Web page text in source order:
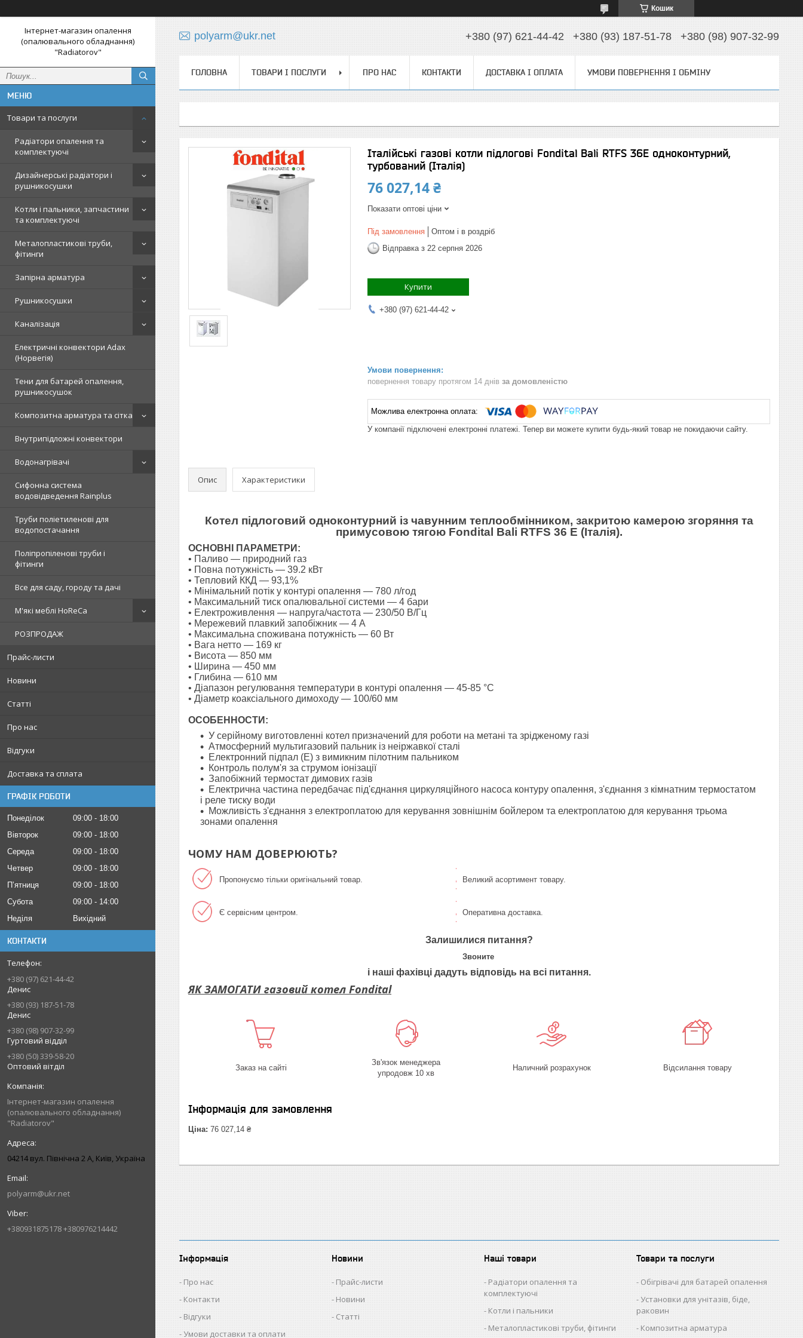
Кошик
Інтернет-магазин опалення
(опалювального обладнання)
"Radiatorov"
Товари та послуги
Радіатори опалення та
комплектуючі
Дизайнерські радіатори і
рушникосушки
Котли і пальники, запчастини
та комплектуючі
Металопластикові труби,
фітинги
Запірна арматура
Рушникосушки
Каналізація
Електричні конвектори Adax
(Норвегія)
Тени для батарей опалення,
рушникосушок
Композитна арматура та сітка
Внутрипідложні конвектори
Водонагрівачі
Сифонна система
водовідведення Rainplus
Труби поліетиленові для
водопостачання
Поліпропіленові труби і
фітинги
Все для саду, городу та дачі
М'які меблі HoReCa
РОЗПРОДАЖ
Прайс-листи
Новини
Статті
Про нас
Відгуки
Доставка та сплата
ГРАФІК РОБОТИ
Понеділок 09:00
18:00
Вівторок
09:00
18:00
Середа
09:00
18:00
Четвер
09:00
18:00
Пʼятниця
09:00
18:00
Субота
09:00
14:00
Неділя
Вихідний
КОНТАКТИ
+380 (97) 621-44-42
Денис
+380 (93) 187-51-78
Денис
+380 (98) 907-32-99
Гуртовий відділ
+380 (50) 339-58-20
Оптовий вітділ
Інтернет-магазин опалення
(опалювального обладнання)
"Radiatorov"
04214 вул. Північна 2 А, Київ, Україна
polyarm@ukr.net
+380931875178 +380976214442
polyarm@ukr.net +380 (97) 621-44-42 +380 (93) 187-51-78 +380 (98) 907-32-99
ГОЛОВНА ТОВАРИ І ПОСЛУГИ ПРО НАС КОНТАКТИ ДОСТАВКА І ОПЛАТА УМОВИ ПОВЕРНЕННЯ І ОБМІНУ
Італійські газові котли підлогові Fondital Bali RTFS 36E одноконтурний,
турбований (Італія)
76 027,14 ₴
Показати оптові ціни
Під замовлення
Оптом і в роздріб
Відправка з 22 серпня 2026
Купити
+380 (97) 621-44-42
повернення товару протягом 14 днів за домовленістю
У компанії підключені електронні платежі. Тепер ви можете купити будь-який товар не покидаючи сайту.
Опис Характеристики
Котел підлоговий одноконтурний із чавунним теплообмінником, закритою камерою згоряння та
примусовою тягою Fondital Bali RTFS 36 E (Італія).
ОСНОВНІ ПАРАМЕТРИ:
• Паливо — природний газ
• Повна потужність — 39.2 кВт
• Тепловий ККД — 93,1%
• Мінімальний потік у контурі опалення — 780 л/год
• Максимальний тиск опалювальної системи — 4 бари
• Електроживлення — напруга/частота — 230/50 В/Гц
• Мережевий плавкий запобіжник — 4 А
• Максимальна споживана потужність — 60 Вт
• Вага нетто — 169 кг
• Висота — 850 мм
• Ширина — 450 мм
• Глибина — 610 мм
• Діапазон регулювання температури в контурі опалення — 45-85 °C
• Діаметр коаксіального димоходу — 100/60 мм
ОСОБЕННОСТИ:
У серійному виготовленні котел призначений для роботи на метані та зрідженому газі
Атмосферний мультигазовий пальник із неіржавкої сталі
Електронний підпал (Е) з вимикним пілотним пальником
Контроль полум'я за струмом іонізації
Запобіжний термостат димових газів
Електрична частина передбачає під'єднання циркуляційного насоса контуру опалення, з'єднання з кімнатним термостатом
і реле тиску води
Можливість з'єднання з електроплатою для керування зовнішнім бойлером та електроплатою для керування трьома
зонами опалення
ЧОМУ НАМ ДОВЕРЮЮТЬ?
Пропонуємо тільки оригінальний товар. Великий асортимент товару.
Є сервісним центром. Оперативна доставка.
Залишилися питання?
Звоните
і наші фахівці дадуть відповідь на всі питання.
ЯК ЗАМОГАТИ газовий котел Fondital
Заказ на сайті
Зв'язок менеджера
упродовж 10 хв
Наличний розрахунок Відсилання товару
Інформація для замовлення
Ціна: 76 027,14 ₴
Інформація
Про нас
Контакти
Відгуки
Умови доставки та оплати
Новини
Прайс-листи
Новини
Статті
Наші товари
Радіатори опалення та
комплектуючі
Котли і пальники
Металопластикові труби, фітинги
Товари та послуги
Обігрівачі для батарей опалення
Установки для унітазів, біде,
раковин
Композитна арматура